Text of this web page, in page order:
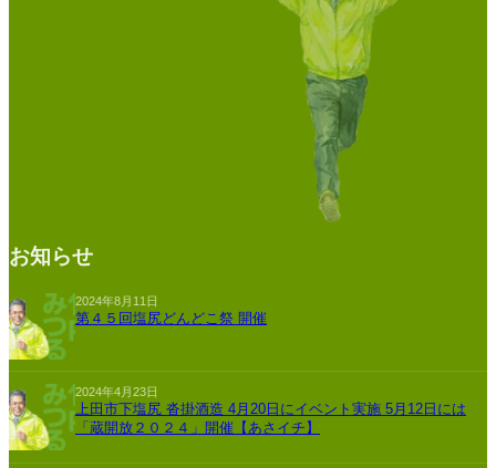
お知らせ
2024年8月11日
第４５回塩尻どんどこ祭 開催
2024年4月23日
上田市下塩尻 沓掛酒造 4月20日にイベント実施 5月12日には
「蔵開放２０２４」開催【あさイチ】